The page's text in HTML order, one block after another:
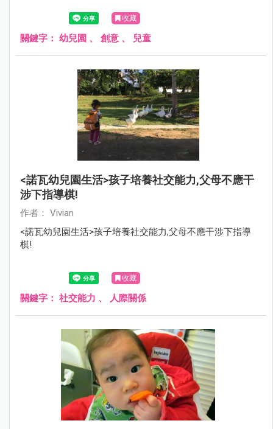
收藏
關鍵字： 幼兒園 、 創意 、 兒童
<諾瓦幼兒園生活>孩子培養社交能力,父母不應干
涉下指導棋!
作者： Vivian
<諾瓦幼兒園生活>孩子培養社交能力,父母不應干涉下指導
棋!
收藏
關鍵字： 社交能力 、 人際關係